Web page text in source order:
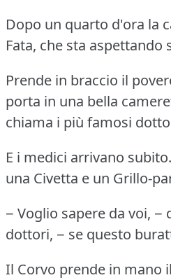
Dopo un quarto d'ora la
Fata, che sta aspettando
Prende in braccio il
porta in una bella
chiama i più famosi
E i medici arrivano subito.
una Civetta e un Grillo-
− Voglio sapere da voi, −
dottori, − se questo
Il Corvo prende in mano